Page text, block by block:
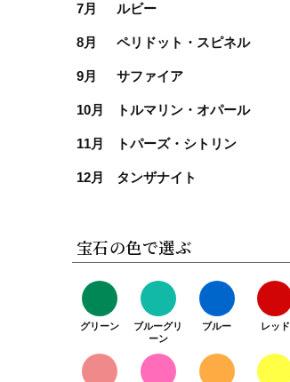
7月 ルビー
8月 ペリドット・スピネル
9月 サファイア
10月 トルマリン・オパール
11月 トパーズ・シトリン
12月 タンザナイト
宝石の色で選ぶ
グリーン
ブルーグリ
ーン
ブルー レッド